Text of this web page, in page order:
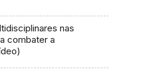
nas
combater a